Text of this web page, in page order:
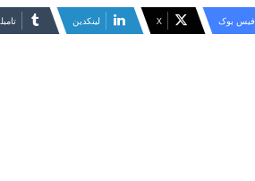
فیس بوک X لینکدین